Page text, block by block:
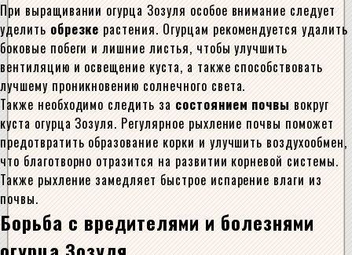
При выращивании огурца Зозуля особое внимание следует
уделить обрезке растения. Огурцам рекомендуется удалить
боковые побеги и лишние листья, чтобы улучшить
вентиляцию и освещение куста, а также способствовать
лучшему проникновению солнечного света.
Также необходимо следить за состоянием почвы вокруг
куста огурца Зозуля. Регулярное рыхление почвы поможет
предотвратить образование корки и улучшить воздухообмен,
что благотворно отразится на развитии корневой системы.
Также рыхление замедляет быстрое испарение влаги из
почвы.
Борьба с вредителями и болезнями